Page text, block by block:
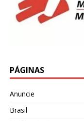
PÁGINAS
Anuncie
Brasil